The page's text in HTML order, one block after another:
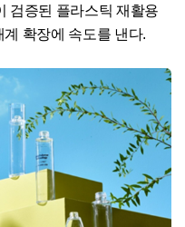
검증된 플라스틱 재활용
확장에 속도를 낸다.